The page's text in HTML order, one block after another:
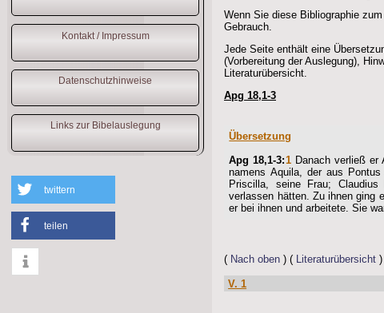
Kontakt / Impressum
Datenschutzhinweise
Links zur Bibelauslegung
twittern
teilen
Wenn Sie diese Bibliographie
Gebrauch.
Jede Seite enthält eine
(Vorbereitung der Auslegung),
Literaturübersicht.
Apg 18,1-3
Übersetzung
Apg 18,1-3:1 Danach verließ
namens Aquila, der aus
Priscilla, seine Frau;
verlassen hätten. Zu ihnen ging
er bei ihnen und arbeitete. Sie
( Nach oben ) ( Literaturübersicht )
V. 1